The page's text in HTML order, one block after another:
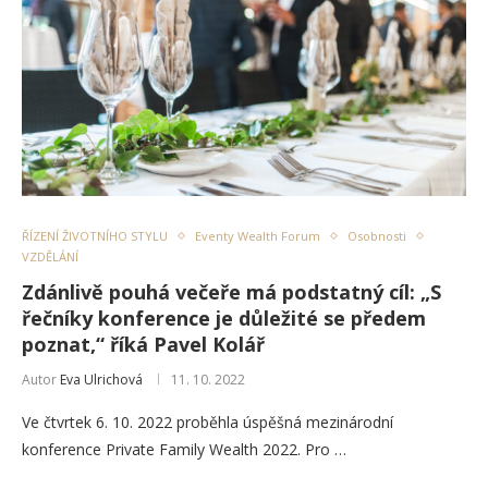
ŘÍZENÍ ŽIVOTNÍHO STYLU Eventy Wealth Forum
Osobnosti
VZDĚLÁNÍ
Zdánlivě pouhá večeře má podstatný cíl: „S
řečníky konference je důležité se předem
poznat,“ říká Pavel Kolář
Autor Eva Ulrichová 11. 10. 2022
Ve čtvrtek 6. 10. 2022 proběhla úspěšná mezinárodní
konference Private Family Wealth 2022. Pro …